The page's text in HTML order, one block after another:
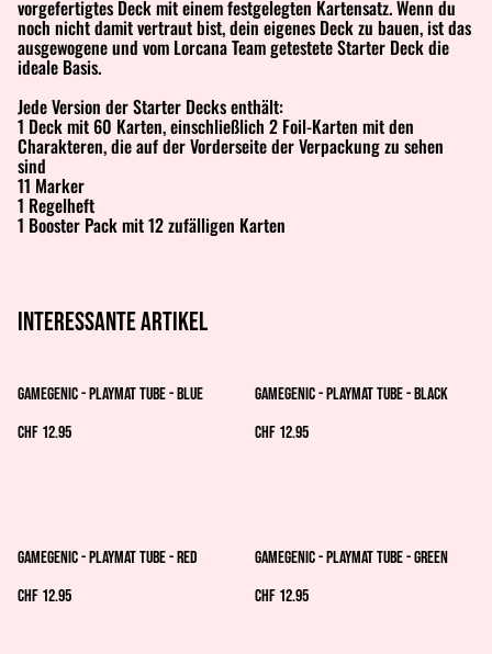
vorgefertigtes Deck mit einem festgelegten Kartensatz. Wenn du
noch nicht damit vertraut bist, dein eigenes Deck zu bauen, ist das
ausgewogene und vom Lorcana Team getestete Starter Deck die
ideale Basis.
Jede Version der Starter Decks enthält:
1 Deck mit 60 Karten, einschließlich 2 Foil-Karten mit den
Charakteren, die auf der Vorderseite der Verpackung zu sehen
sind
11 Marker
1 Regelheft
1 Booster Pack mit 12 zufälligen Karten
Interessante artikel
Gamegenic - Playmat Tube - Blue
CHF 12.95
Gamegenic - Playmat Tube - Black
CHF 12.95
Gamegenic - Playmat Tube - Red
CHF 12.95
Gamegenic - Playmat Tube - Green
CHF 12.95